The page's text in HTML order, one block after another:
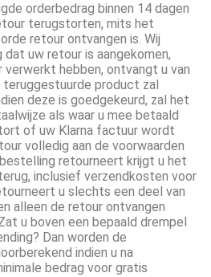
orderbedrag binnen 14 dagen
terugstorten, mits het
retour ontvangen is. Wij
uw retour is aangekomen,
verwerkt hebben, ontvangt u van
product zal
deze is goedgekeurd, zal het
als waar u mee betaald
of uw Klarna factuur wordt
volledig aan de voorwaarden
retourneert krijgt u het
inclusief verzendkosten voor
u slechts een deel van
alleen de retour ontvangen
u boven een bepaald drempel
Dan worden de
indien u na
bedrag voor gratis